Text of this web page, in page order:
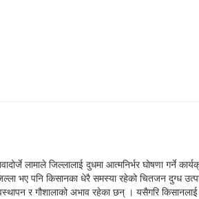
लामाले जिल्लालाई दुधमा आत्मनिर्भर घोषणा गर्ने
भए पनि किसानका धेरै समस्या रहेको चितजन
र गौशालाको अभाव रहेका छन् । यसैगरि